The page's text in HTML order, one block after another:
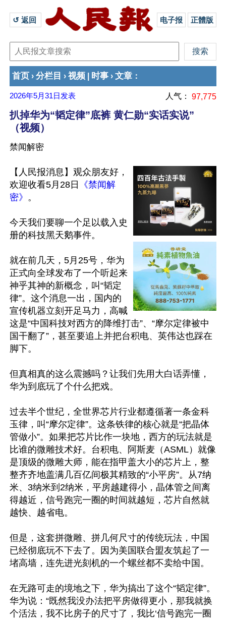
↺ 返回 电子报 正體版
首页 › 分栏目 › 视频 时事 › 文章 ：
2026年5月31日 发表 人气： 97,775
扒掉华为“韬定律”底裤 黄仁勋“实话实说”
（视频）
禁闻解密
【人民报消息】观众朋友好，
欢迎收看5月28日
《禁闻解
密》 。
今天我们要聊一个足以载入史
册的科技黑天鹅事件。
就在前几天，5月25号，华为
正式向全球发布了一个听起来
神乎其神的新概念，叫“韬定
律”。这个消息一出，国内的
宣传机器立刻开足马力，高喊
这是“中国科技对西方的降维打击”、“摩尔定律被中
国干翻了”，甚至要追上并把台积电、英伟达也踩在
脚下。
但真相真的这么震撼吗？让我们先用大白话弄懂，
华为到底玩了个什么把戏。
过去半个世纪，全世界芯片行业都遵循著一条金科
玉律，叫“摩尔定律”。这条铁律的核心就是“把晶体
管做小”。如果把芯片比作一块地，西方的玩法就是
比谁的微雕技术好。台积电、阿斯麦（ASML）就像
是顶级的微雕大师，能在指甲盖大小的芯片上，整
整齐齐地盖满几百亿间极其精致的“小平房”。从7纳
米、3纳米到2纳米，平房越建得小，晶体管之间离
得越近，信号跑完一圈的时间就越短，芯片自然就
越快、越省电。
但是，这套拼微雕、拼几何尺寸的传统玩法，中国
已经彻底玩不下去了。因为美国联合盟友筑起了一
堵高墙，连先进光刻机的一个螺丝都不卖给中国。
在无路可走的境地之下，华为搞出了这个“韬定律”。
华为说：“既然我没办法把平房做得更小，那我就换
个活法，我不比房子的尺寸了，我比‘信号跑完一圈